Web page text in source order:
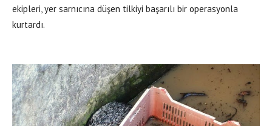
ekipleri, yer sarnıcına düşen tilkiyi başarılı bir operasyonla
kurtardı.